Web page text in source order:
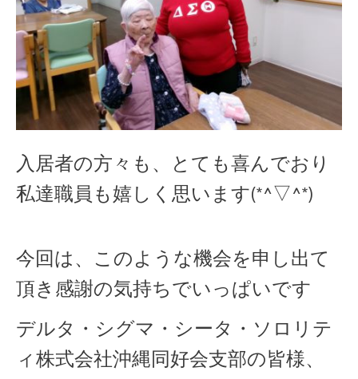
入居者の方々も、とても喜んでおり
私達職員も嬉しく思います(*^▽^*)
今回は、このような機会を申し出て
頂き感謝の気持ちでいっぱいです
デルタ・シグマ・シータ・ソロリテ
ィ株式会社沖縄同好会支部の皆様、